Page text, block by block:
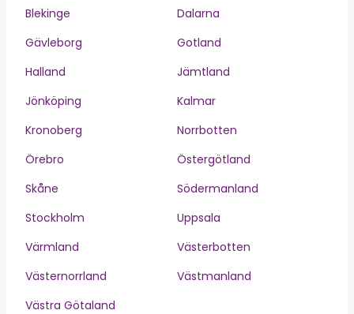
Blekinge
Dalarna
Gävleborg
Gotland
Halland
Jämtland
Jönköping
Kalmar
Kronoberg
Norrbotten
Örebro
Östergötland
Skåne
Södermanland
Stockholm
Uppsala
Värmland
Västerbotten
Västernorrland
Västmanland
Västra Götaland